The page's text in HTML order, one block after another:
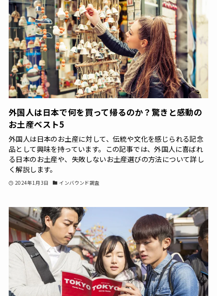
外国人は日本で何を買って帰るのか？驚きと感動の
お土産ベスト5
外国人は日本のお土産に対して、伝統や文化を感じられる記念
品として興味を持っています。この記事では、外国人に喜ばれ
る日本のお土産や、失敗しないお土産選びの方法について詳し
く解説します。
2024年1月3日 インバウンド調査